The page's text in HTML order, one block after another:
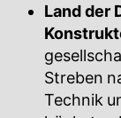
Land der
Streben
Technik